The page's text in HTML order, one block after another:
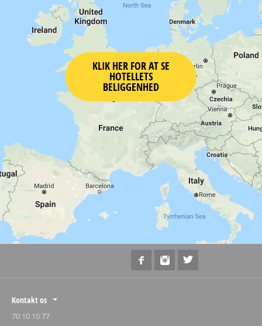
KLIK HER FOR AT SE
HOTELLETS
BELIGGENHED
Kontakt os
70 10 10 77